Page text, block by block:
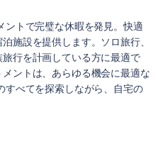
ントで完璧な休暇を発見。快適
施設を提供します。ソロ旅行、
行を計画している方に最適で
ントは、あらゆる機会に最適な
すべてを探索しながら、自宅の